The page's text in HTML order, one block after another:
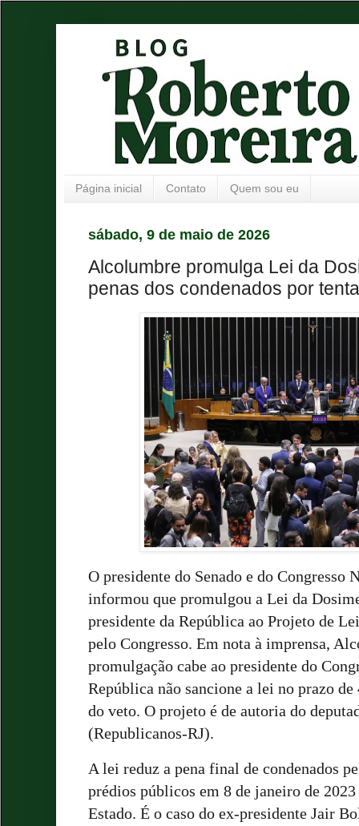
Página inicial Contato Quem sou eu
sábado, 9 de maio de 2026
Alcolumbre promulga Lei da
penas dos condenados por
O presidente do Senado e do
informou que promulgou a Lei da
presidente da República ao Projeto de
pelo Congresso. Em nota à imprensa,
promulgação cabe ao presidente do
República não sancione a lei no prazo de
do veto. O projeto é de autoria do
(Republicanos-RJ).
A lei reduz a pena final de condenados
prédios públicos em 8 de janeiro de
Estado. É o caso do ex-presidente Jair